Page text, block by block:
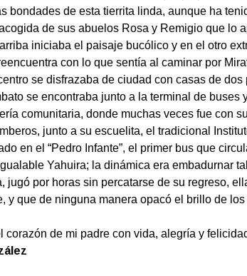
bondades de esta tierrita linda, aunque ha
de sus abuelos Rosa y Remigio que
iniciaba el paisaje bucólico y en el otro
con lo que sentía al caminar por
se disfrazaba de ciudad con casas de
se encontraba junto a la terminal de buses
comunitaria, donde muchas veces fue con
junto a su escuelita, el tradicional
en el “Pedro Infante”, el primer bus que
Yahuira; la dinámica era embadurnar
jugó por horas sin percatarse de su regreso,
y que de ninguna manera opacó el brillo de
corazón de mi padre con vida, alegría y